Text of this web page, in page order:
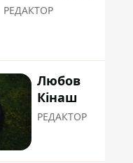
РЕДАКТОР
Любов
Кінаш
РЕДАКТОР